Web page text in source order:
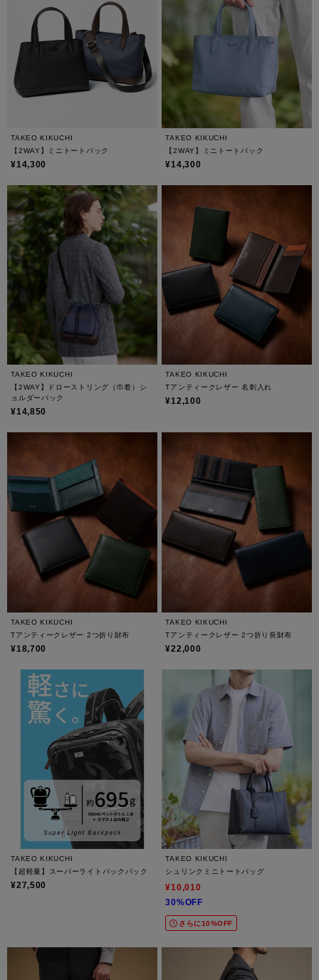
TAKEO KIKUCHI
【2WAY】ミニトートバック
¥14,300
TAKEO KIKUCHI
【2WAY】ミニトートバック
¥14,300
TAKEO KIKUCHI
【2WAY】ドローストリング（巾着）シ
ョルダーバック
¥14,850
TAKEO KIKUCHI
Tアンティークレザー 名刺入れ
¥12,100
TAKEO KIKUCHI
Tアンティークレザー 2つ折り財布
¥18,700
TAKEO KIKUCHI
Tアンティークレザー 2つ折り長財布
¥22,000
TAKEO KIKUCHI
【超軽量】スーパーライトバックパック
¥27,500
TAKEO KIKUCHI
シュリンクミニトートバッグ
¥10,010
30%OFF
さらに10%OFF